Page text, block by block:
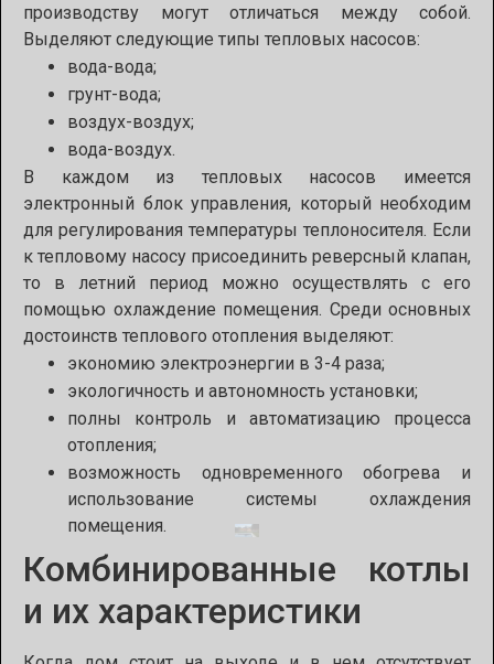
производству могут отличаться между собой.
Выделяют следующие типы тепловых насосов:
вода-вода;
грунт-вода;
воздух-воздух;
вода-воздух.
В каждом из тепловых насосов имеется
электронный блок управления, который необходим
для регулирования температуры теплоносителя. Если
к тепловому насосу присоединить реверсный клапан,
то в летний период можно осуществлять с его
помощью охлаждение помещения. Среди основных
достоинств теплового отопления выделяют:
экономию электроэнергии в 3-4 раза;
экологичность и автономность установки;
полны контроль и автоматизацию процесса
отопления;
возможность одновременного обогрева и
использование системы охлаждения
помещения.
Комбинированные котлы
и их характеристики